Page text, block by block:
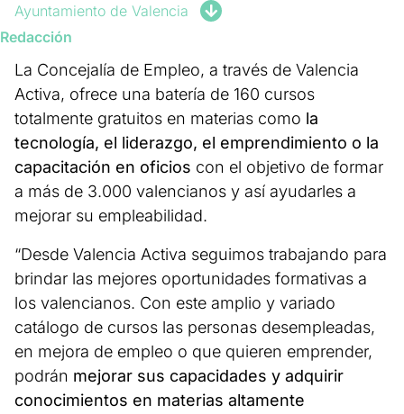
Ayuntamiento de Valencia
Redacción
La Concejalía de Empleo, a través de Valencia
Activa, ofrece una batería de 160 cursos
totalmente gratuitos en materias como la
tecnología, el liderazgo, el emprendimiento o la
capacitación en oficios con el objetivo de formar
a más de 3.000 valencianos y así ayudarles a
mejorar su empleabilidad.
“Desde Valencia Activa seguimos trabajando para
brindar las mejores oportunidades formativas a
los valencianos. Con este amplio y variado
catálogo de cursos las personas desempleadas,
en mejora de empleo o que quieren emprender,
podrán mejorar sus capacidades y adquirir
conocimientos en materias altamente